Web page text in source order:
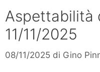
Aspettabilità
11/11/2025
08/11/2025 di Gino